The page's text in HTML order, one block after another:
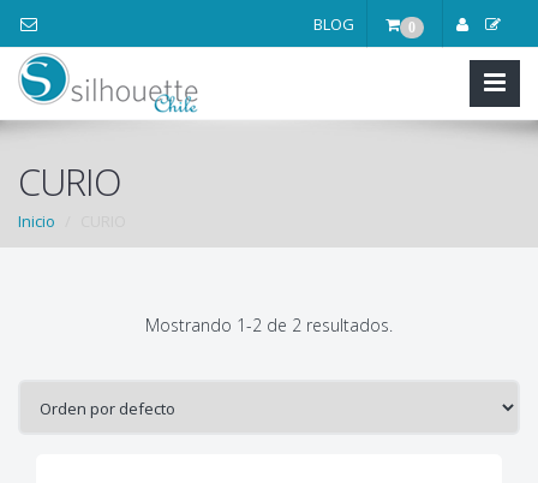
0
BLOG
CURIO
Inicio
Mostrando 1-2 de 2 resultados.